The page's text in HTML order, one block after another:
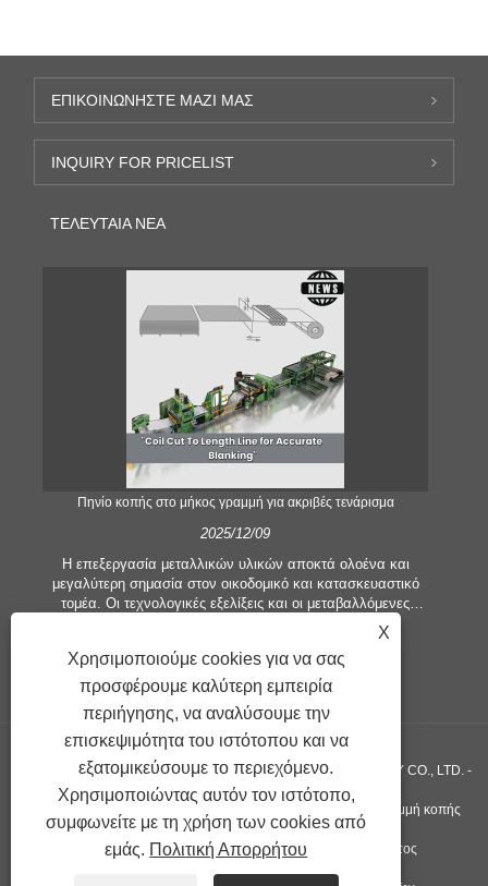
ΕΠΙΚΟΙΝΩΝΉΣΤΕ ΜΑΖΊ ΜΑΣ
INQUIRY FOR PRICELIST
ΤΕΛΕΥΤΑΊΑ ΝΈΑ
Πηνίο κοπής στο μήκος γραμμή για ακριβές τενάρισμα
2025/12/09
Η επεξεργασία μεταλλικών υλικών αποκτά ολοένα και
μεγαλύτερη σημασία στον οικοδομικό και κατασκευαστικό
τομέα. Οι τεχνολογικές εξελίξεις και οι μεταβαλλόμενες
προσδοκίες των πελατών αναγκάζουν τις εταιρείες να
πληρούν ολοένα και μεγαλύτερα κριτήρια παραγωγής και
απαιτήσεις ποιότητας. Οι συμβατικές τεχνικές επεξεργασίας
με το χέρι δεν είναι πλέον επαρκείς για να ικανοποιήσουν
τις ανάγκες της σύγχρονης βιομηχανίας, ιδιαίτερα στην
αναζήτηση μεγάλης ακρίβειας και αποτελεσματικότητας. Ως
εκ τούτου, η γραμμή κομμένης σε μήκος πηνίου έχει
προκύψει ως εξοπλισμός επεξεργασίας πηνίου.
Πνευματικά δικαιώματα ©GUANGZHOU KINGREAL MACHINERY CO., LTD. -
Μηχάνημα κοπής σερπαντίνας, Μηχάνημα κοπής σε πηνίο, γραμμή κοπής
μετάλλου σε μήκος - Με την επιφύλαξη παντός δικαιώματος
X
Χρησιμοποιούμε cookies για να σας
προσφέρουμε καλύτερη εμπειρία
περιήγησης, να αναλύσουμε την
επισκεψιμότητα του ιστότοπου και να
εξατομικεύσουμε το περιεχόμενο.
Χρησιμοποιώντας αυτόν τον ιστότοπο,
συμφωνείτε με τη χρήση των cookies από
εμάς. Πολιτική Απορρήτου